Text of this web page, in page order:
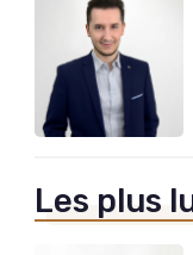
Les plus